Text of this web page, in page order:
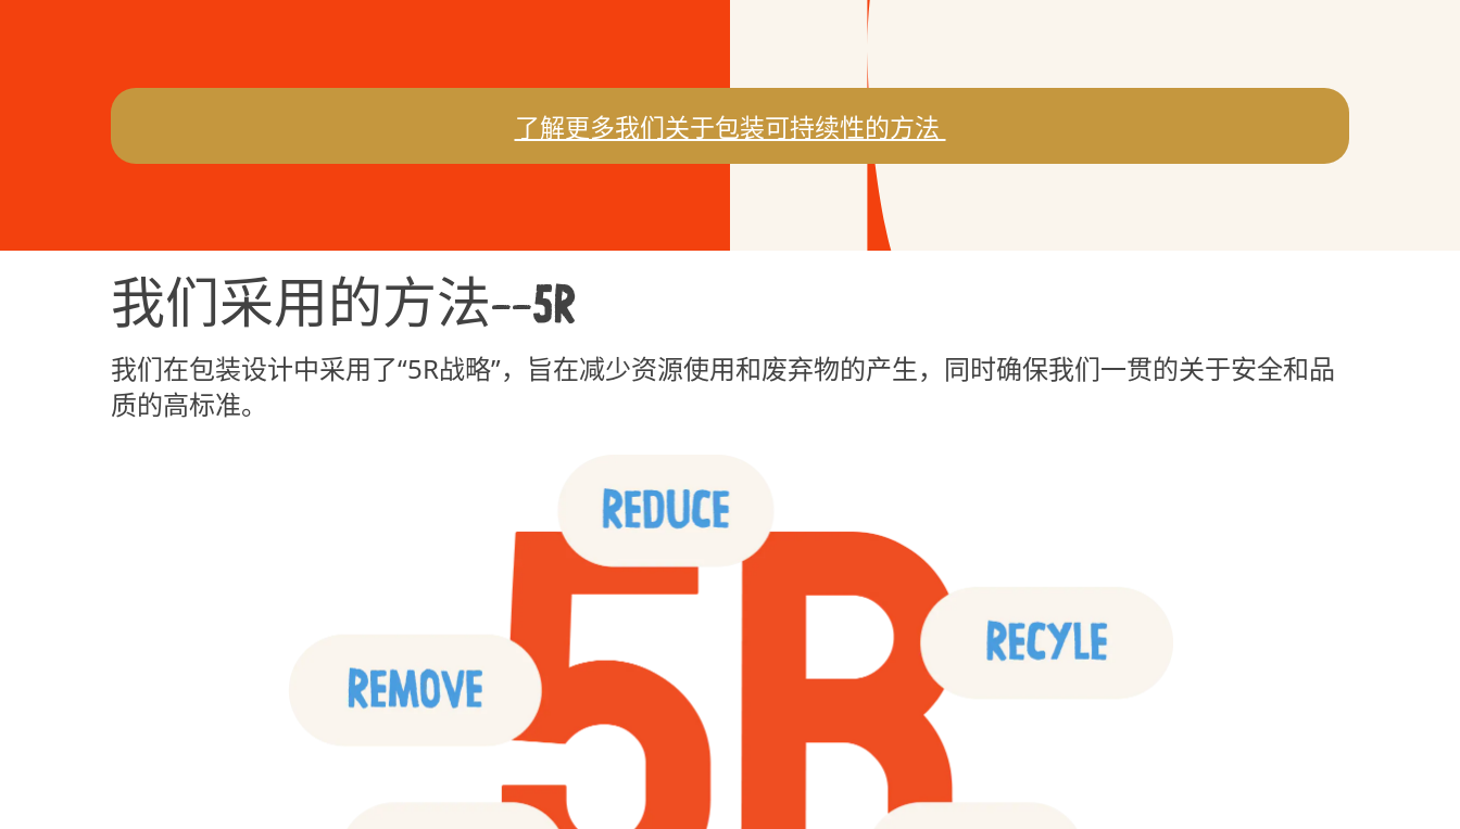
了解更多我们关于包装可持续性的方法
我们采用的方法——5R
我们在包装设计中采用了“5R战略”，旨在减少资源使用和废弃物的产生，同时确保我们一贯的关于安全和品
质的高标准。